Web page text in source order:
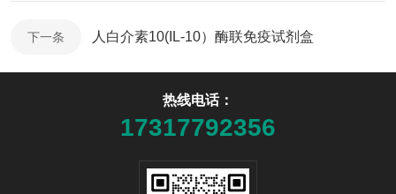
下一条 人白介素10(IL-10）酶联免疫试剂盒
热线电话：
17317792356